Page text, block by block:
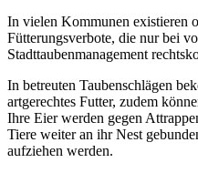
In vielen Kommunen existieren
Fütterungsverbote, die nur bei
Stadttaubenmanagement
In betreuten Taubenschlägen
artgerechtes Futter, zudem
Ihre Eier werden gegen
Tiere weiter an ihr Nest
aufziehen werden.